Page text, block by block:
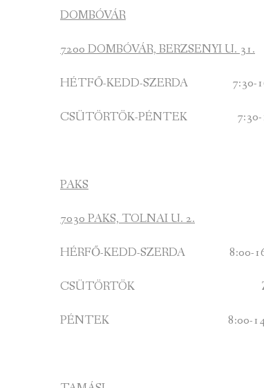
DOMBÓVÁR
7200 DOMBÓVÁR, BERZSENYI U. 31.
HÉTFŐ-KEDD-SZERDA 7:30-
CSÜTÖRTÖK-PÉNTEK 7:30-
PAKS
7030 PAKS, TOLNAI U. 2.
HÉRFŐ-KEDD-SZERDA 8:00-
CSÜTÖRTÖK
PÉNTEK 8:00-